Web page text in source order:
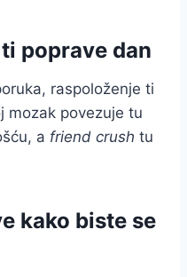
poprave dan
raspoloženje ti
mozak povezuje tu
a friend crush tu
kako biste se